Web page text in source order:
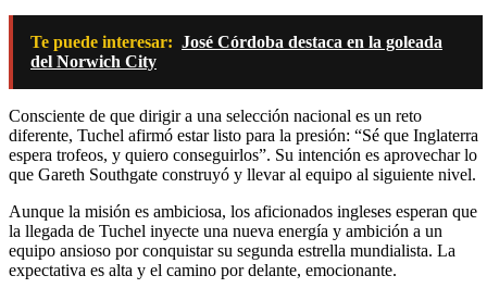
Te puede interesar: José Córdoba destaca en la goleada
del Norwich City
Consciente de que dirigir a una selección nacional es un reto
diferente, Tuchel afirmó estar listo para la presión: “Sé que Inglaterra
espera trofeos, y quiero conseguirlos”. Su intención es aprovechar lo
que Gareth Southgate construyó y llevar al equipo al siguiente nivel.
Aunque la misión es ambiciosa, los aficionados ingleses esperan que
la llegada de Tuchel inyecte una nueva energía y ambición a un
equipo ansioso por conquistar su segunda estrella mundialista. La
expectativa es alta y el camino por delante, emocionante.